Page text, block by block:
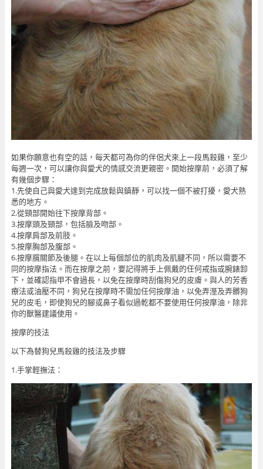
如果你願意也有空的話，每天都可為你的伴侶犬來上一段馬殺雞，至少
每週一次，可以讓你與愛犬的情感交流更親密。開始按摩前，必須了解
有幾個步驟：
1.先使自己與愛犬達到完成放鬆與鎮靜，可以找一個不被打擾，愛犬熟
悉的地方。
2.從頸部開始往下按摩背部。
3.按摩頭及頸部，包括臉及吻部。
4.按摩肩部及前肢。
5.按摩胸部及腹部。
6.按摩臗關節及後腿。在以上每個部位的肌肉及肌腱不同，所以需要不
同的按摩指法。而在按摩之前，要記得將手上佩戴的任何戒指或腕錶卸
下，並確認指甲不會過長，以免在按摩時刮傷狗兒的皮膚。與人的芳香
療法或油壓不同，狗兒在按摩時不需加任何按摩油，以免弄溼及弄髒狗
兒的皮毛，即使狗兒的腳或鼻子看似過乾都不要使用任何按摩油，除非
你的獸醫建議使用。
按摩的技法
以下為替狗兒馬殺雞的技法及步驟
1.手掌輕撫法：